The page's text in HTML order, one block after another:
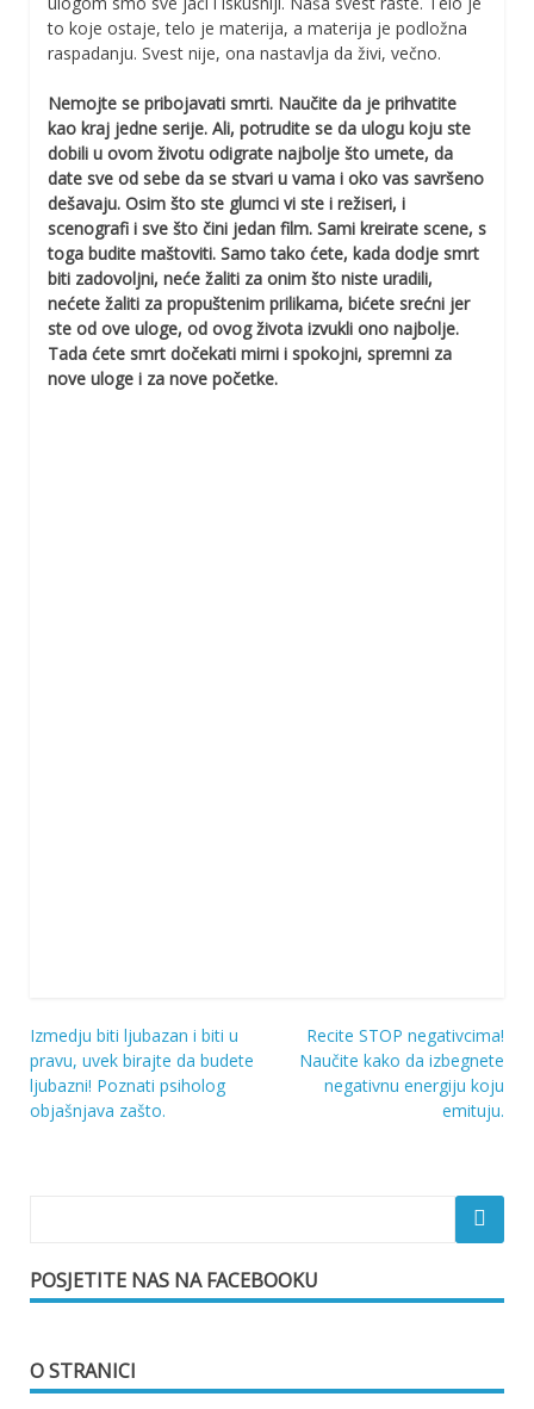
to koje ostaje, telo je materija, a materija je podložna
raspadanju. Svest nije, ona nastavlja da živi, večno.
Nemojte se pribojavati smrti. Naučite da je prihvatite
kao kraj jedne serije. Ali, potrudite se da ulogu koju ste
dobili u ovom životu odigrate najbolje što umete, da
date sve od sebe da se stvari u vama i oko vas savršeno
dešavaju. Osim što ste glumci vi ste i režiseri, i
scenografi i sve što čini jedan film. Sami kreirate scene, s
toga budite maštoviti. Samo tako ćete, kada dodje smrt
biti zadovoljni, neće žaliti za onim što niste uradili,
nećete žaliti za propuštenim prilikama, bićete srećni jer
ste od ove uloge, od ovog života izvukli ono najbolje.
Tada ćete smrt dočekati mirni i spokojni, spremni za
nove uloge i za nove početke.
Navigacija
objava
Izmedju biti ljubazan i biti u
pravu, uvek birajte da budete
ljubazni! Poznati psiholog
objašnjava zašto.
Recite STOP negativcima!
Naučite kako da izbegnete
negativnu energiju koju
emituju.
POSJETITE NAS NA FACEBOOKU
O STRANICI